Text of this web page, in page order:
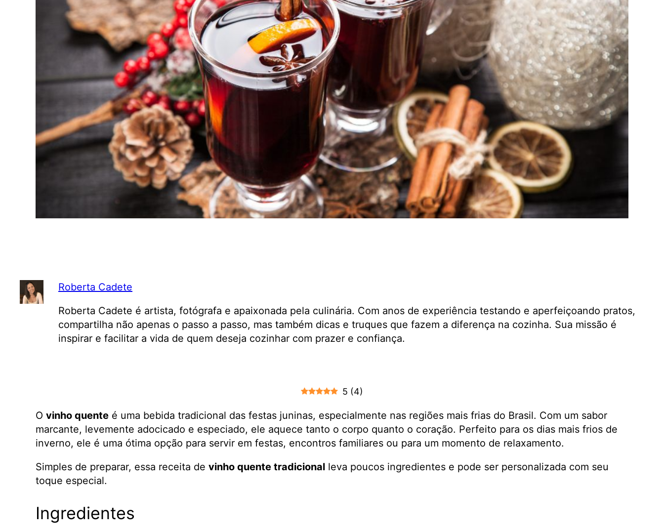
Roberta Cadete
Roberta Cadete é artista, fotógrafa e apaixonada pela culinária. Com anos de experiência testando e aperfeiçoando pratos,
compartilha não apenas o passo a passo, mas também dicas e truques que fazem a diferença na cozinha. Sua missão é
inspirar e facilitar a vida de quem deseja cozinhar com prazer e confiança.
5 (4)
O vinho quente é uma bebida tradicional das festas juninas, especialmente nas regiões mais frias do Brasil. Com um sabor
marcante, levemente adocicado e especiado, ele aquece tanto o corpo quanto o coração. Perfeito para os dias mais frios de
inverno, ele é uma ótima opção para servir em festas, encontros familiares ou para um momento de relaxamento.
Simples de preparar, essa receita de vinho quente tradicional leva poucos ingredientes e pode ser personalizada com seu
toque especial.
Ingredientes